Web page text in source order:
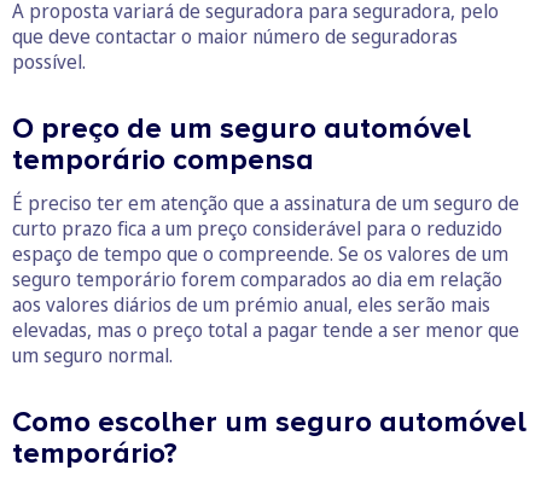
A proposta variará de seguradora para seguradora, pelo
que deve contactar o maior número de seguradoras
possível.
O preço de um seguro automóvel
temporário compensa
É preciso ter em atenção que a assinatura de um seguro de
curto prazo fica a um preço considerável para o reduzido
espaço de tempo que o compreende. Se os valores de um
seguro temporário forem comparados ao dia em relação
aos valores diários de um prémio anual, eles serão mais
elevadas, mas o preço total a pagar tende a ser menor que
um seguro normal.
Como escolher um seguro automóvel
temporário?